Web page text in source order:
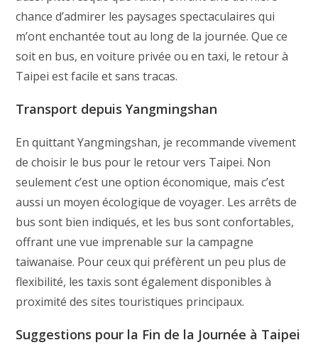
chance d’admirer les paysages spectaculaires qui
m’ont enchantée tout au long de la journée. Que ce
soit en bus, en voiture privée ou en taxi, le retour à
Taipei est facile et sans tracas.
Transport depuis Yangmingshan
En quittant Yangmingshan, je recommande vivement
de choisir le bus pour le retour vers Taipei. Non
seulement c’est une option économique, mais c’est
aussi un moyen écologique de voyager. Les arrêts de
bus sont bien indiqués, et les bus sont confortables,
offrant une vue imprenable sur la campagne
taiwanaise. Pour ceux qui préfèrent un peu plus de
flexibilité, les taxis sont également disponibles à
proximité des sites touristiques principaux.
Suggestions pour la Fin de la Journée à Taipei